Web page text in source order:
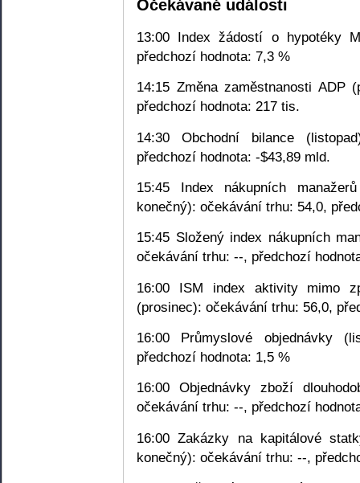
Očekávané události
13:00 Index žádostí o hypotéky
předchozí hodnota: 7,3 %
14:15 Změna zaměstnanosti ADP
předchozí hodnota: 217 tis.
14:30 Obchodní bilance
předchozí hodnota: -$43,89 mld.
15:45 Index nákupních
konečný): očekávání trhu: 54,0,
15:45 Složený index nákupních
očekávání trhu: --, předchozí
16:00 ISM index aktivity mimo
(prosinec): očekávání trhu: 56,0,
16:00 Průmyslové objednávky
předchozí hodnota: 1,5 %
16:00 Objednávky zboží
očekávání trhu: --, předchozí
16:00 Zakázky na kapitálové
konečný): očekávání trhu: --,